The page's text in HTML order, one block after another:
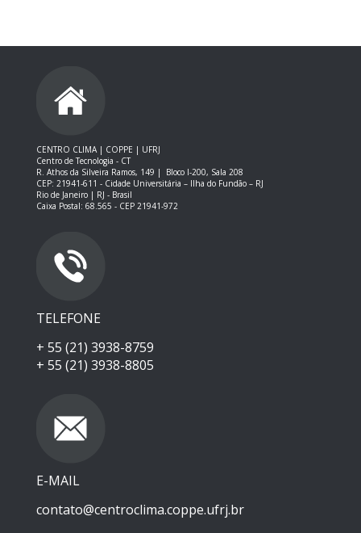
CENTRO CLIMA | COPPE | UFRJ
Centro de Tecnologia - CT
R. Athos da Silveira Ramos, 149 |
Bloco I-200, Sala 208
CEP: 21941-611 - Cidade Universitária – Ilha do Fundão – RJ
Rio de Janeiro | RJ - Brasil
Caixa Postal: 68.565 - CEP 21941-972
TELEFONE
+ 55 (21) 3938-8759
+ 55 (21) 3938-8805
E-MAIL
contato@centroclima.coppe.ufrj.br